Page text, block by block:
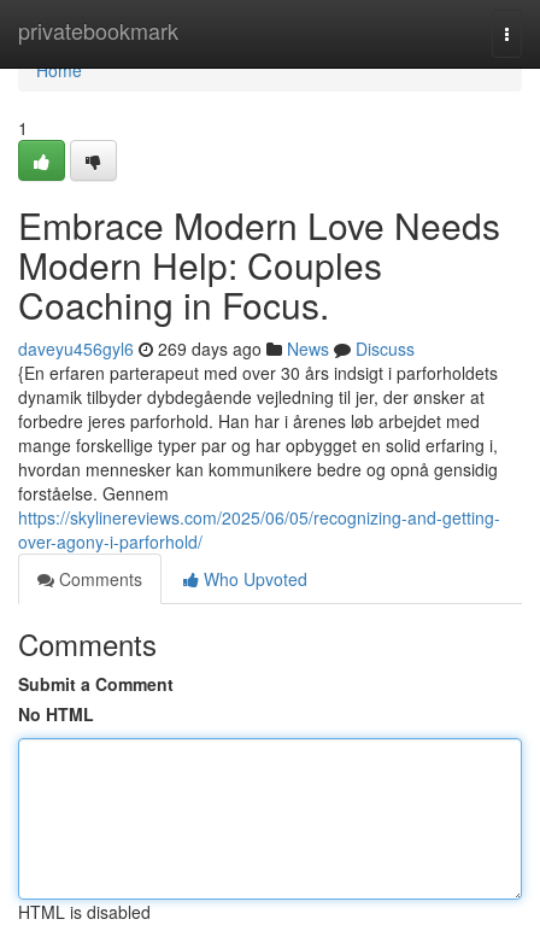
privatebookmark
Home
Home
1
Embrace Modern Love Needs
Modern Help: Couples
Coaching in Focus.
daveyu456gyl6 269 days ago News
Discuss
{En erfaren parterapeut med over 30 års indsigt i parforholdets
dynamik tilbyder dybdegående vejledning til jer, der ønsker at
forbedre jeres parforhold. Han har i årenes løb arbejdet med
mange forskellige typer par og har opbygget en solid erfaring i,
hvordan mennesker kan kommunikere bedre og opnå gensidig
forståelse. Gennem
https://skylinereviews.com/2025/06/05/recognizing-and-getting-
over-agony-i-parforhold/
Comments
Who Upvoted
Comments
Submit a Comment
No HTML
HTML is disabled